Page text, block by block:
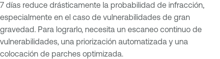
7 días reduce drásticamente la probabilidad de infracción,
especialmente en el caso de vulnerabilidades de gran
gravedad. Para lograrlo, necesita un escaneo continuo de
vulnerabilidades, una priorización automatizada y una
colocación de parches optimizada.